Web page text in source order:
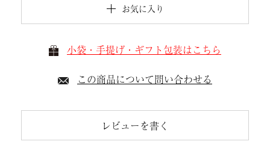
お気に入り
小袋・手提げ・ギフト包装はこちら
この商品について問い合わせる
レビューを書く